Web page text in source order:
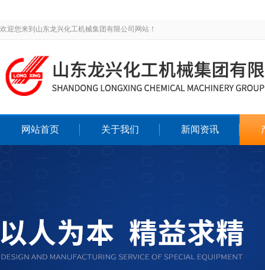
欢迎您来到山东龙兴化工机械集团有限公司网站！
网站首页 关于我们 新闻资讯